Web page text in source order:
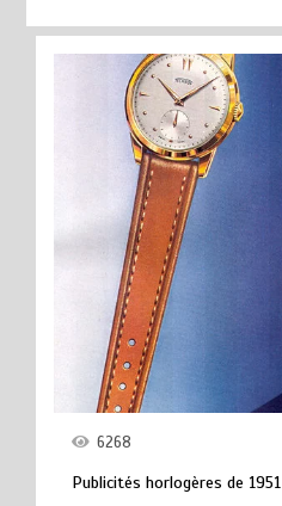
6268
Publicités horlogères de 1951